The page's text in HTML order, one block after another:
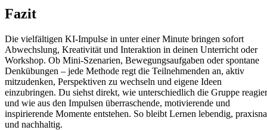
Fazit
Die vielfältigen KI-Impulse in unter einer Minute bringen sofort
Abwechslung, Kreativität und Interaktion in deinen Unterricht oder
Workshop. Ob Mini-Szenarien, Bewegungsaufgaben oder spontane
Denkübungen – jede Methode regt die Teilnehmenden an, aktiv
mitzudenken, Perspektiven zu wechseln und eigene Ideen
einzubringen. Du siehst direkt, wie unterschiedlich die Gruppe
und wie aus den Impulsen überraschende, motivierende und
inspirierende Momente entstehen. So bleibt Lernen lebendig,
und nachhaltig.